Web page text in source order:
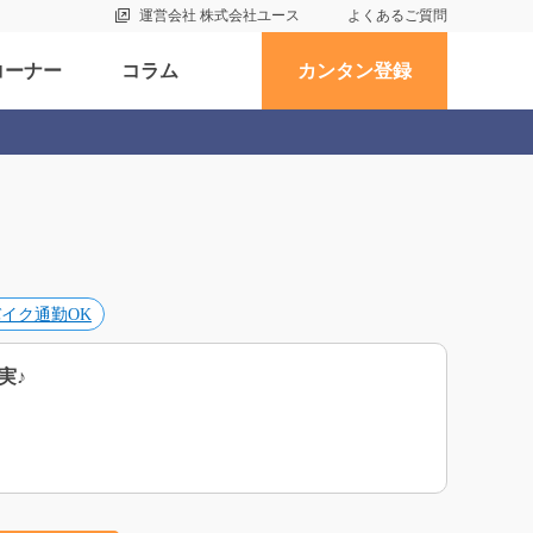
運営会社 株式会社ユース よくあるご質問
ーナー コラム カンタン登録
ク通勤OK
♪